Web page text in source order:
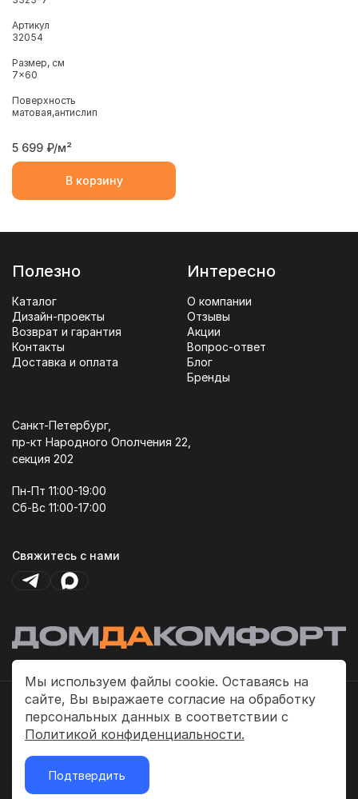
Мы используем файлы cookie. Оставаясь на
сайте, Вы выражаете согласие на обработку
персональных данных в соответствии с
Политикой конфиденциальности.
Подтвердить
Артикул
32054
Размер, см
7x60
Поверхность
матовая антислип
5 699 ₽/м²
В корзину
Полезно
Каталог
Дизайн-проекты
Возврат и гарантия
Контакты
Доставка и оплата
Интересно
О компании
Отзывы
Акции
Вопрос-ответ
Блог
Бренды
Санкт-Петербург,
пр-кт Народного Ополчения 22,
секция 202
Пн-Пт 11:00-19:00
Сб-Вс 11:00-17:00
Свяжитесь с нами
Политика платежей
Политика конфиденциальности
2026 © «ДомДаКомфорт»